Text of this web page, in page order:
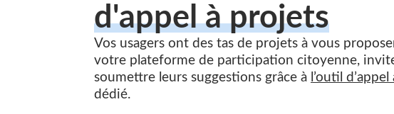
d'appel à projets
Vos usagers ont des tas de projets à vous
votre plateforme de participation citoyenne,
soumettre leurs suggestions grâce à l’outil
dédié.